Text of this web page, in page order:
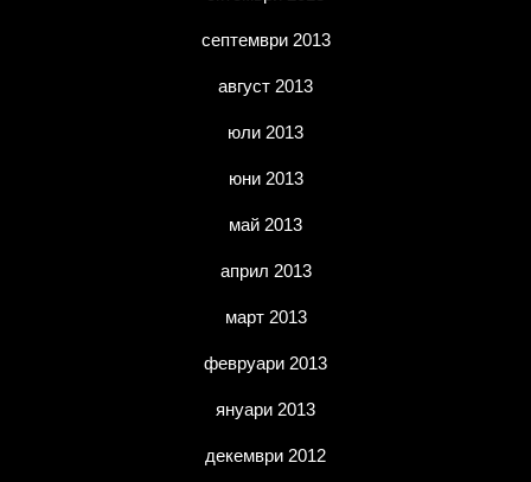
септември 2013
август 2013
юли 2013
юни 2013
май 2013
април 2013
март 2013
февруари 2013
януари 2013
декември 2012